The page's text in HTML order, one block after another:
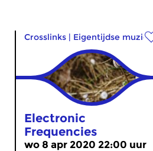
Crosslinks | Eigentijdse muziek
Electronic
Frequencies
wo 8 apr 2020 22:00 uur